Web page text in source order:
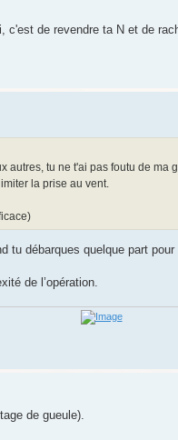
c'est de revendre ta N et de
autres, tu ne t'ai pas foutu de ma
la prise au vent.
débarques quelque part pour
de l’opération.
de gueule).